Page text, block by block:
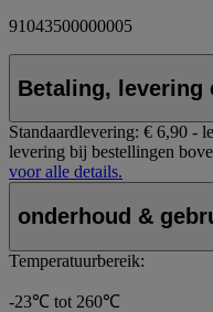
91043500000005
Betaling, levering
Standaardlevering: € 6,90 -
levering bij bestellingen
voor alle details.
onderhoud &
Temperatuurbereik:
-23℃ tot 260℃